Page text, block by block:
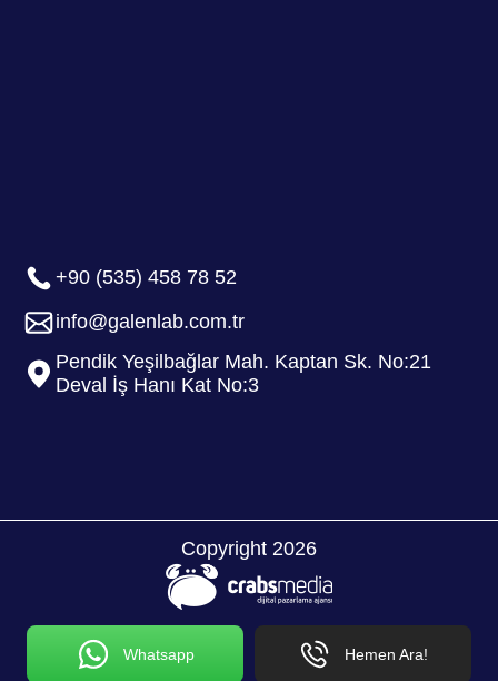
Whatsapp Hemen Ara!
+90 (535) 458 78 52
info@galenlab.com.tr
Pendik Yeşilbağlar Mah. Kaptan Sk. No:21
Deval İş Hanı Kat No:3
Copyright 2026